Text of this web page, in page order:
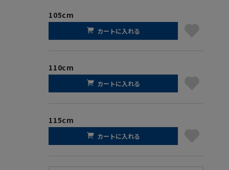
105cm
カートに入れる
110cm
カートに入れる
115cm
カートに入れる